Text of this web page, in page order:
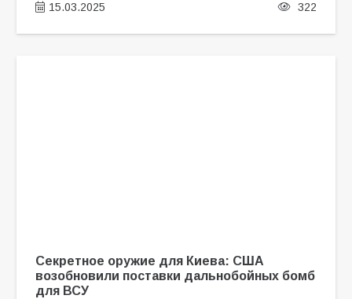
15.03.2025 322
Секретное оружие для Киева: США
возобновили поставки дальнобойных бомб
для ВСУ